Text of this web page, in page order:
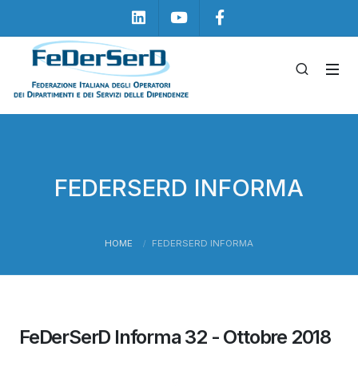
Linkedin Youtube
FEDERSERD INFORMA
HOME FEDERSERD INFORMA
FeDerSerD Informa 32 - Ottobre 2018